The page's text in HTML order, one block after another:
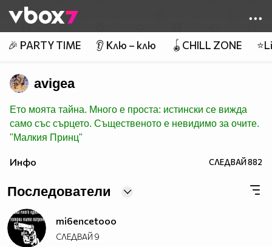
👾
🎉 PARTY TIME 👂 Клю – клю 🪀CHILL ZONE
avigea
Ето моята тайна. Много е проста: истински се вижда
само със сърцето. Същественото е невидимо за очите.
"Малкия Принц"
Инфо СЛЕДВАЙ882
Последователи
mi6encetooo
СЛЕДВАЙ 9